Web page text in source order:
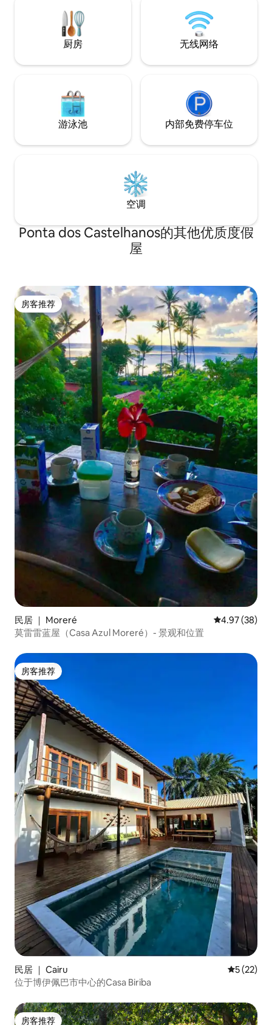
厨房 无线网络
游泳池 内部免费停车位
空调
Ponta dos Castelhanos的其他优质度假
屋
房客推荐
房客推荐
民居 ｜ Moreré 平均评分
4.97 (38)
莫雷雷蓝屋（Casa Azul Moreré）- 景观和位置
房客推荐
房客推荐
民居 ｜ Cairu 平均评分
5 (22)
位于博伊佩巴市中心的Casa Biriba
房客推荐